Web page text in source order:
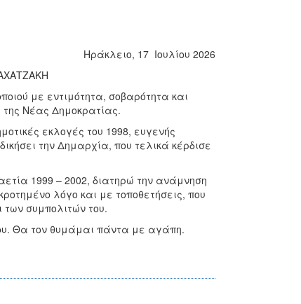
Ηράκλειο, 17 Ιουλίου 2026
με εντιμότητα, σοβαρότητα και
της Νέας Δημοκρατίας.
εκλογές του 1998, ευγενής
την Δημαρχία, που τελικά κέρδισε
1999 – 2002, διατηρώ την ανάμνηση
λόγο και με τοποθετήσεις, που
των συμπολιτών του.
Θα τον θυμάμαι πάντα με αγάπη.